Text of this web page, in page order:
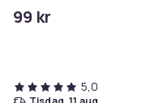
99 kr
5,0